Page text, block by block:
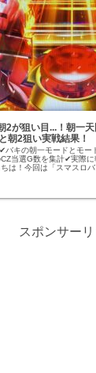
2が狙い目...！朝一
朝2狙い実戦結果！
バキの朝一モードとモー
当選G数を集計✔︎実際
は！今回は「スマスロ
いっているバキですが、
スポンサーリ